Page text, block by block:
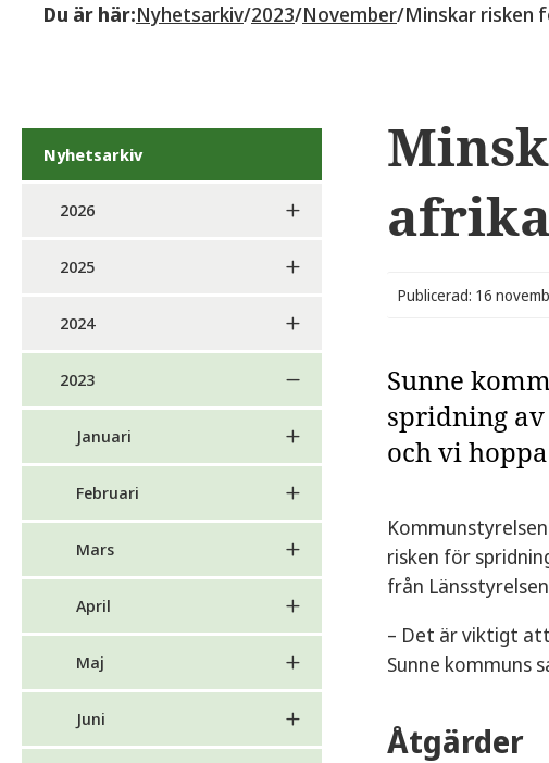
Du är här:Nyhetsarkiv/2023/November/Minskar risken
Nyhetsarkiv
2026
2025
2024
2023
Januari
Februari
Mars
April
Maj
Juni
Publicerad: 16
Sunne
spridning
och vi
risken för
från
– Det är viktigt
Sunne kommuns
Åtgärder